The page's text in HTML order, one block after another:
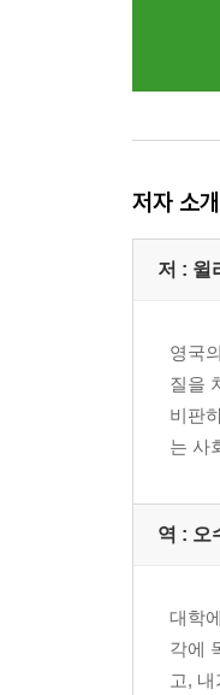
저자 소개
저 : 윌
영국
질을
비판
는 사
역 : 오
대학
각에
고,